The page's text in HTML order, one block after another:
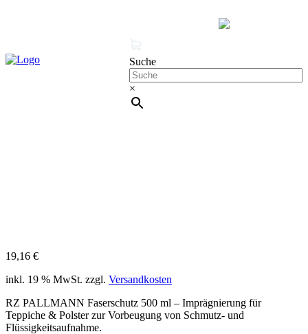
Suche
×
19,16 €
inkl. 19 % MwSt. zzgl. Versandkosten
RZ PALLMANN Faserschutz 500 ml – Imprägnierung für
Teppiche & Polster zur Vorbeugung von Schmutz- und
Flüssigkeitsaufnahme.